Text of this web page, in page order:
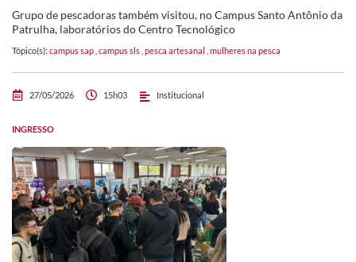
Grupo de pescadoras também visitou, no Campus Santo Antônio da
Patrulha, laboratórios do Centro Tecnológico
Tópico(s): campus sap campus sls pesca artesanal mulheres na pesca
27/05/2026 15h03 Institucional
INGRESSO